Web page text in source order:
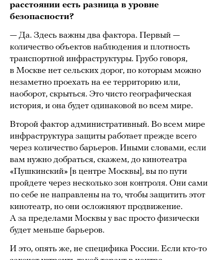
расстоянии есть разница в уровне
безопасности?
— Да. Здесь важны два фактора. Первый —
количество объектов наблюдения и плотность
транспортной инфраструктуры. Грубо говоря,
в Москве нет сельских дорог, по которым можно
незаметно проехать на ее территорию или,
наоборот, скрыться. Это чисто географическая
история, и она будет одинаковой во всем мире.
Второй фактор административный. Во всем мире
инфраструктура защиты работает прежде всего
через количество барьеров. Иными словами, если
вам нужно добраться, скажем, до кинотеатра
«Пушкинский» [в центре Москвы], вы по пути
пройдете через несколько зон контроля. Они сами
по себе не направлены на то, чтобы защитить этот
кинотеатр, но они осложняют продвижение.
А за пределами Москвы у вас просто физически
будет меньше барьеров.
И это, опять же, не специфика России. Если кто-то